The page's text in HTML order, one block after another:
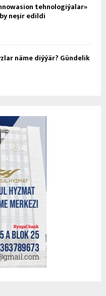
tehnologiýalar»
neşir edildi
näme diýýär? Gündelik